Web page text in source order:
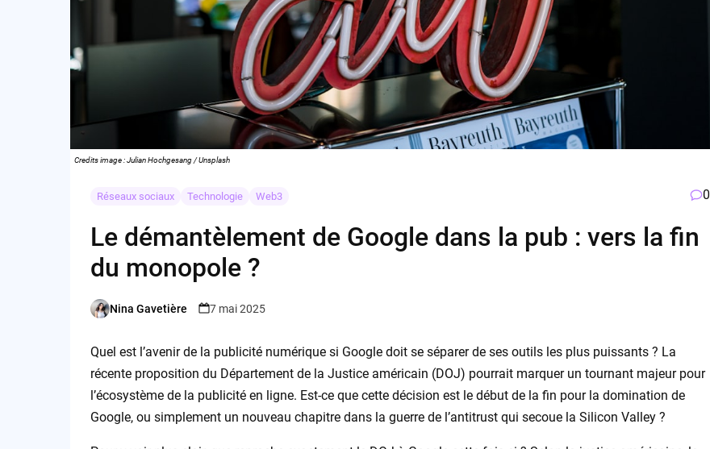
Credits image : Julian Hochgesang / Unsplash
Réseaux sociaux Technologie Web3 0
Le démantèlement de Google dans la pub : vers la fin
du monopole ?
Posted
Nina Gavetière 7 mai 2025
Quel est l’avenir de la publicité numérique si Google doit se séparer de ses outils les plus puissants ? La
récente proposition du Département de la Justice américain (DOJ) pourrait marquer un tournant majeur pour
l’écosystème de la publicité en ligne. Est-ce que cette décision est le début de la fin pour la domination de
Google, ou simplement un nouveau chapitre dans la guerre de l’antitrust qui secoue la Silicon Valley ?